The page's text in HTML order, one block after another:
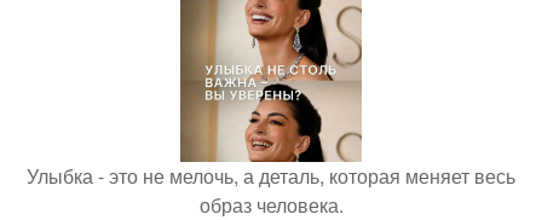
Улыбка - это не мелочь, а деталь, которая меняет весь
образ человека.